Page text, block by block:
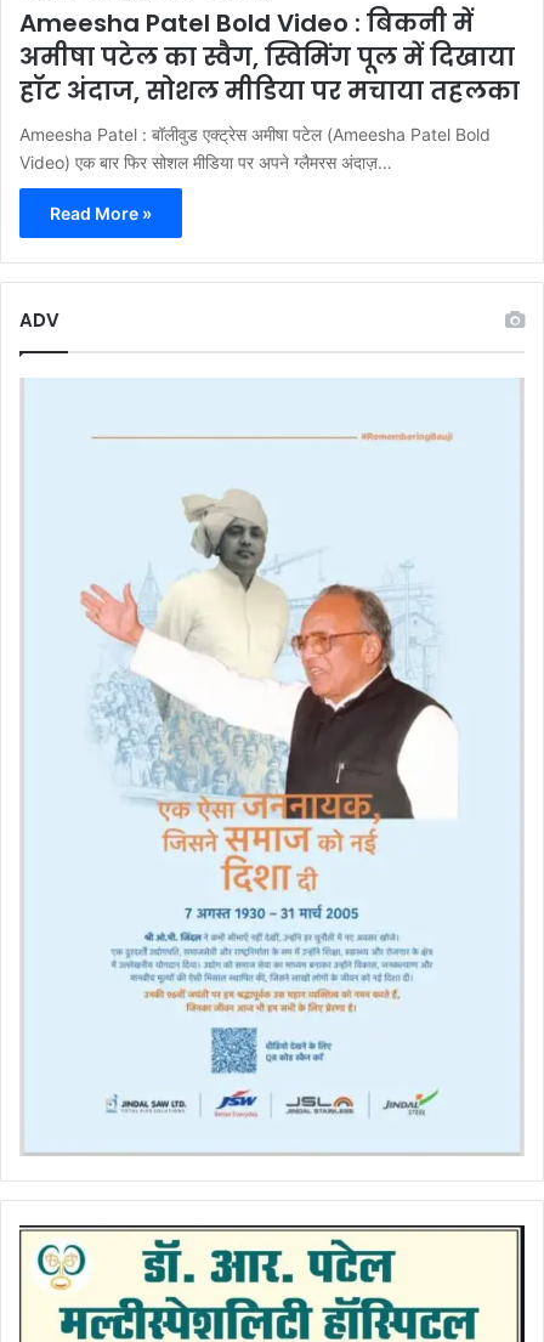
Ameesha Patel Bold Video : बिकनी में
अमीषा पटेल का स्वैग, स्विमिंग पूल में दिखाया
हॉट अंदाज, सोशल मीडिया पर मचाया तहलका
Ameesha Patel : बॉलीवुड एक्ट्रेस अमीषा पटेल (Ameesha Patel Bold
Video) एक बार फिर सोशल मीडिया पर अपने ग्लैमरस अंदाज़…
Read More »
ADV